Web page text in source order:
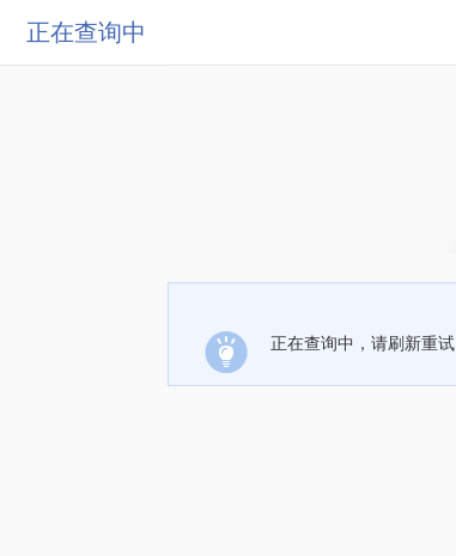
正在查询中
正在查询中，请刷新重试